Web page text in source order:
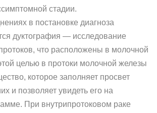
стадии.
в постановке диагноза
дуктография — исследование
что расположены в молочной
целью в протоки молочной железы
которое заполняет просвет
и позволяет увидеть его на
При внутрипротоковом раке